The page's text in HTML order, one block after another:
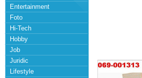
Entertainment
Foto
Hi-Tech
Hobby
Job
Juridic
Lifestyle